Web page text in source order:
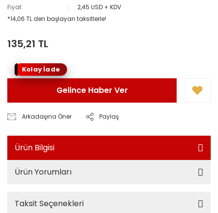
Fiyat
2,45 USD + KDV
*14,06 TL den başlayan taksitlerle!
135,21 TL
Kolay İade
Gelince Haber Ver
Arkadaşına Öner Paylaş
Ürün Bilgisi
Ürün Yorumları
Taksit Seçenekleri